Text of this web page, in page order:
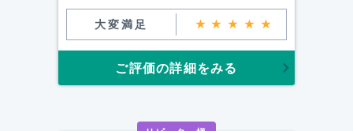
大変満足 ★★★★★
ご評価の詳細をみる